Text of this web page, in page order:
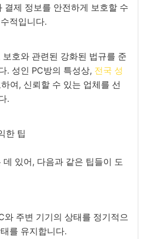
결제 정보를 안전하게 보호할 수
적입니다.
호와 관련된 강화된 법규를 준
. 성인 PC방의 특성상, 전국 성
여, 신뢰할 수 있는 업체를 선
.
한 팁
데 있어, 다음과 같은 팁들이 도
와 주변 기기의 상태를 정기적으
를 유지합니다.